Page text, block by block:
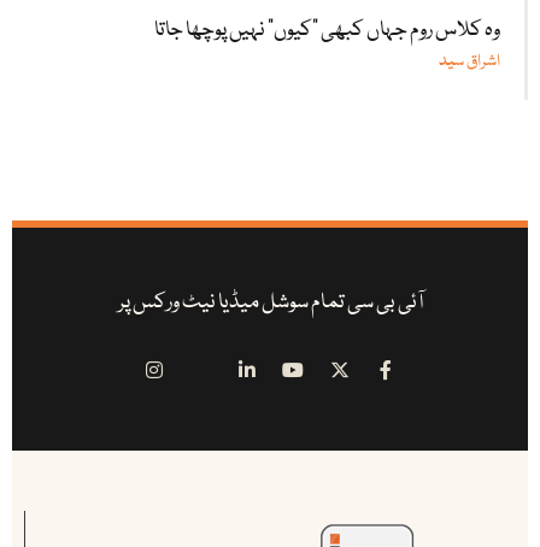
وہ کلاس روم جہاں کبھی "کیوں” نہیں پوچھا جاتا
اشراق سید
آئی بی سی تمام سوشل میڈیا نیٹ ورکس پر